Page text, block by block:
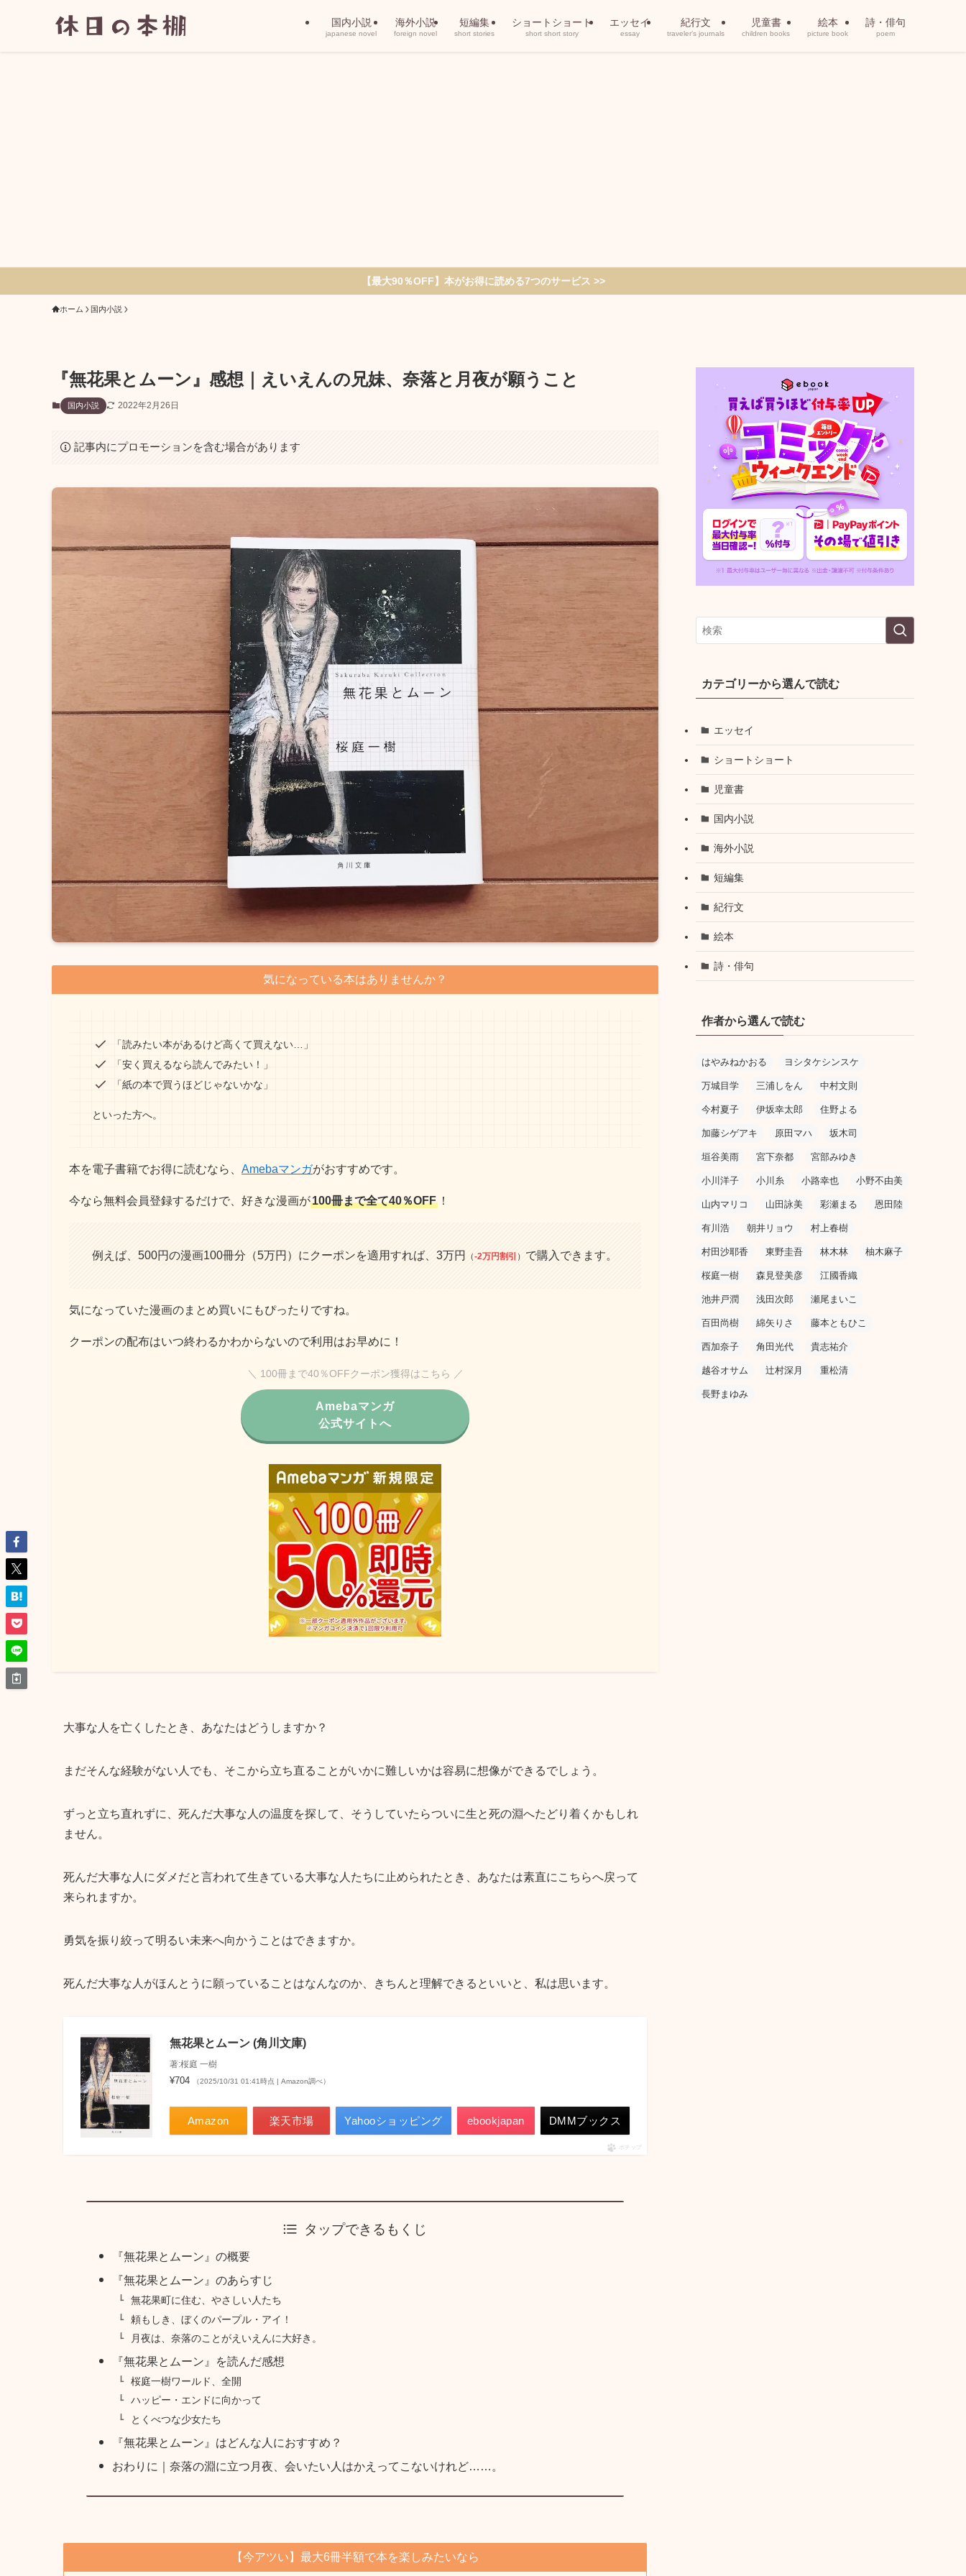
国内小説
japanese novel
海外小説
foreign novel
短編集
short stories
ショートショート
short short story
エッセイ
essay
紀行文
traveler’s journals
児童書
children books
絵本
picture book
詩・俳句
poem
【最大90％OFF】本がお得に読める7つのサービス >>
ホーム 国内小説
『無花果とムーン』感想｜えいえんの兄妹、奈落と月夜が願うこと
国内小説 2022年2月26日
記事内にプロモーションを含む場合があります
気になっている本はありませんか？
「読みたい本があるけど高くて買えない…」
「安く買えるなら読んでみたい！」
「紙の本で買うほどじゃないかな」
といった方へ。
本を電子書籍でお得に読むなら、 Amebaマンガがおすすめです。
今なら無料会員登録するだけで、好きな漫画が100冊まで全て40％OFF ！
例えば、500円の漫画100冊分（5万円）にクーポンを適用すれば、3万円 （-2万円割引 ） で購入できます。
気になっていた漫画のまとめ買いにもぴったりですね。
クーポンの配布はいつ終わるかわからないので利用はお早めに！
＼ 100冊まで40％OFFクーポン獲得はこちら ／
Amebaマンガ
公式サイトへ
大事な人を亡くしたとき、あなたはどうしますか？
まだそんな経験がない人でも、そこから立ち直ることがいかに難しいかは容易に想像ができるでしょう。
ずっと立ち直れずに、死んだ大事な人の温度を探して、そうしていたらついに生と死の淵へたどり着くかもしれ
ません。
死んだ大事な人にダメだと言われて生きている大事な人たちに止められたとき、あなたは素直にこちらへ戻って
来られますか。
勇気を振り絞って明るい未来へ向かうことはできますか。
死んだ大事な人がほんとうに願っていることはなんなのか、きちんと理解できるといいと、私は思います。
無花果とムーン (角川文庫)
著:桜庭 一樹
¥704 （2025/10/31 01:41時点 | Amazon調べ）
Amazon 楽天市場 Yahooショッピング ebookjapan DMMブックス
ポチップ
タップできるもくじ
『無花果とムーン』の概要
『無花果とムーン』のあらすじ
無花果町に住む、やさしい人たち
頼もしき、ぼくのパープル・アイ！
月夜は、奈落のことがえいえんに大好き。
『無花果とムーン』を読んだ感想
桜庭一樹ワールド、全開
ハッピー・エンドに向かって
とくべつな少女たち
『無花果とムーン』はどんな人におすすめ？
おわりに｜奈落の淵に立つ月夜、会いたい人はかえってこないけれど……。
【今アツい】最大6冊半額で本を楽しみたいなら
カテゴリーから選んで読む
エッセイ
ショートショート
児童書
国内小説
海外小説
短編集
紀行文
絵本
詩・俳句
作者から選んで読む
はやみねかおる ヨシタケシンスケ
万城目学 三浦しをん 中村文則
今村夏子 伊坂幸太郎 住野よる
加藤シゲアキ 原田マハ 坂木司
垣谷美雨 宮下奈都 宮部みゆき
小川洋子 小川糸 小路幸也 小野不由美
山内マリコ 山田詠美 彩瀬まる 恩田陸
有川浩 朝井リョウ 村上春樹
村田沙耶香 東野圭吾 林木林 柚木麻子
桜庭一樹 森見登美彦 江國香織
池井戸潤 浅田次郎 瀬尾まいこ
百田尚樹 綿矢りさ 藤本ともひこ
西加奈子 角田光代 貴志祐介
越谷オサム 辻村深月 重松清
長野まゆみ